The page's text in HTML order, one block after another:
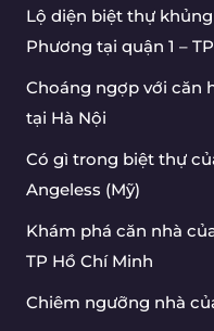
Lộ diện biệt thự
Phương tại quận 1 –
Choáng ngợp với căn
tại Hà Nội
Có gì trong biệt thự
Angeless (Mỹ)
Khám phá căn nhà
TP Hồ Chí Minh
Chiêm ngưỡng nhà